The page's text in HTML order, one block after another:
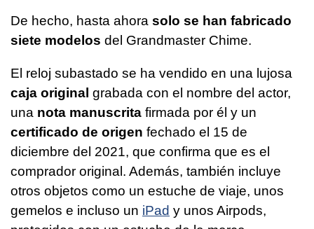
De hecho, hasta ahora solo se han fabricado
siete modelos del Grandmaster Chime.
El reloj subastado se ha vendido en una lujosa
caja original grabada con el nombre del actor,
una nota manuscrita firmada por él y un
certificado de origen fechado el 15 de
diciembre del 2021, que confirma que es el
comprador original. Además, también incluye
otros objetos como un estuche de viaje, unos
gemelos e incluso un iPad y unos Airpods,